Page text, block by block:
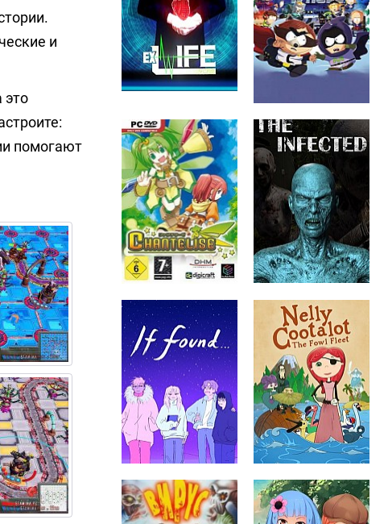
и
это
помогают